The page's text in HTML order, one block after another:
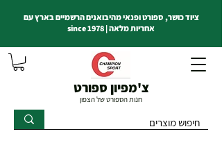
צ'מפיון ספורט
חנות הספורט של הצפון
ציוד כושר, ספורט ופנאי מהיבואנים הרשמיים בארץ עם
אחריות מלאה | since 1978